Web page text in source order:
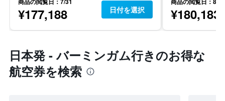
¥177,188 日付を選択 ¥180,183
日本発 - バーミンガム行きのお得な
航空券を検索